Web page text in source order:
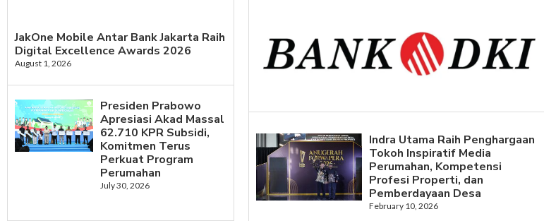
JakOne Mobile Antar Bank Jakarta Raih
Digital Excellence Awards 2026
August 1, 2026
Presiden Prabowo
Apresiasi Akad Massal
62.710 KPR Subsidi,
Komitmen Terus
Perkuat Program
Perumahan
July 30, 2026
Indra Utama Raih Penghargaan
Tokoh Inspiratif Media
Perumahan, Kompetensi
Profesi Properti, dan
Pemberdayaan Desa
February 10, 2026